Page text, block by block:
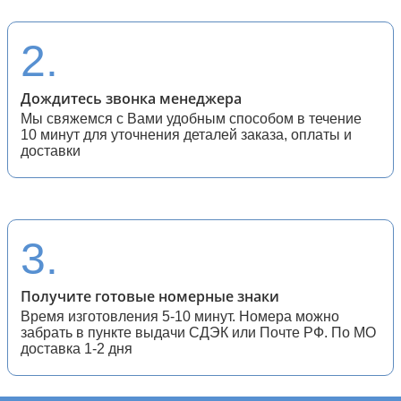
2.
Дождитесь звонка менеджера
Мы свяжемся с Вами удобным способом в течение
10 минут для уточнения деталей заказа, оплаты и
доставки
3.
Получите готовые номерные знаки
Время изготовления 5-10 минут. Номера можно
забрать в пункте выдачи СДЭК или Почте РФ. По МО
доставка 1-2 дня